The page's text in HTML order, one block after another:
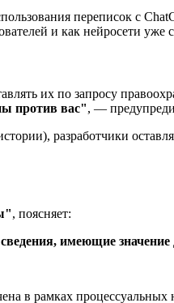
переписок с
и как нейросети
их по запросу
против вас", —
разработчики
, поясняет:
имеющие
в рамках